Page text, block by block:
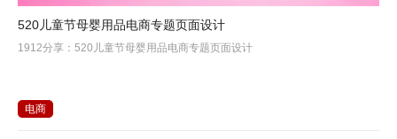
520儿童节母婴用品电商专题页面设计
1912分享：520儿童节母婴用品电商专题页面设计
电商